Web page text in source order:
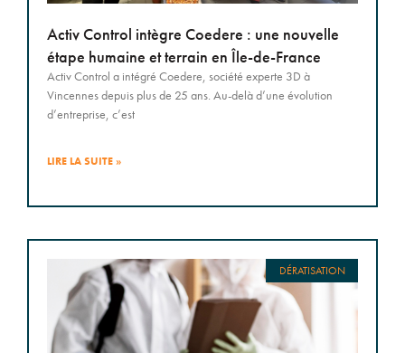
Activ Control intègre Coedere : une nouvelle
étape humaine et terrain en Île-de-France
Activ Control a intégré Coedere, société experte 3D à
Vincennes depuis plus de 25 ans. Au-delà d’une évolution
d’entreprise, c’est
LIRE LA SUITE »
DÉRATISATION